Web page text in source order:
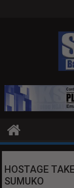
HOSTAGE
SUMUKO